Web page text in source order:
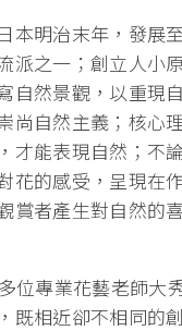
本明治末年，發展
派之一；創立人小
自然景觀，以重現
尚自然主義；核心
才能表現自然；不
花的感受，呈現在
賞者產生對自然的
位專業花藝老師大
既相近卻不相同的